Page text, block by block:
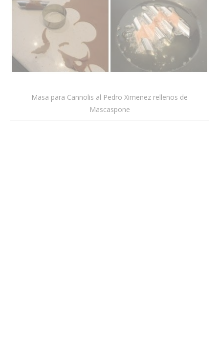
Masa para Cannolis al Pedro Ximenez rellenos de
Mascaspone